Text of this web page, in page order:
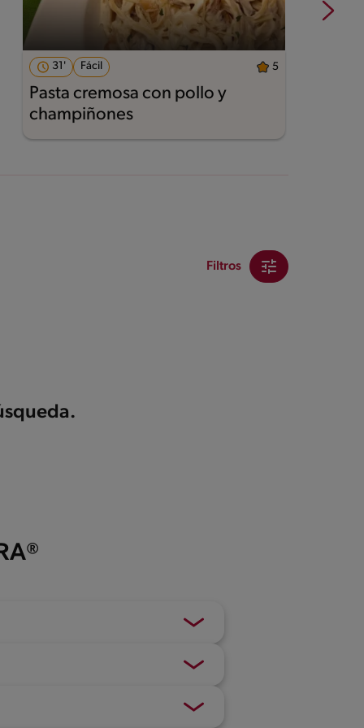
31' Fácil 5
Pasta cremosa con pollo y
champiñones
Filtros